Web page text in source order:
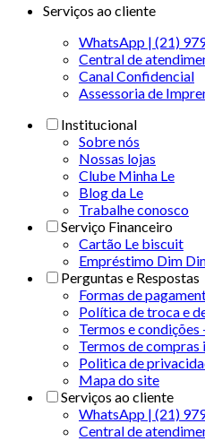
Serviços ao cliente
WhatsApp | (21)
Central de
Canal Confidencial
Assessoria de
Institucional
Sobre nós
Nossas lojas
Clube Minha Le
Blog da Le
Trabalhe conosco
Serviço Financeiro
Cartão Le biscuit
Empréstimo Dim
Perguntas e Respostas
Formas de
Política de troca e
Termos e
Termos de compras
Politica de
Mapa do site
Serviços ao cliente
WhatsApp | (21)
Central de